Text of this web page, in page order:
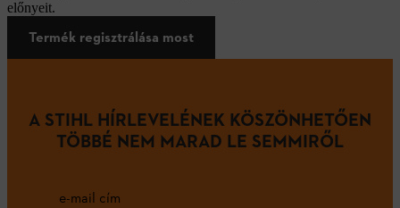
előnyeit.
Termék regisztrálása most
A STIHL HÍRLEVELÉNEK KÖSZÖNHETŐEN
TÖBBÉ NEM MARAD LE SEMMIRŐL
e-mail cím